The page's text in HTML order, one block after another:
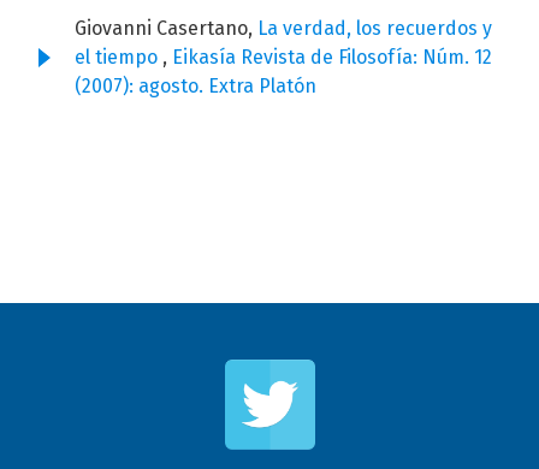
Giovanni Casertano, La verdad, los recuerdos y
el tiempo , Eikasía Revista de Filosofía: Núm. 12
(2007): agosto. Extra Platón